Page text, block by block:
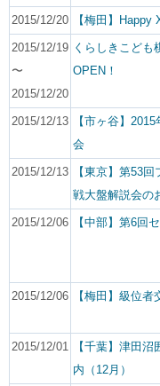
2015/12/20 【梅田】Happy
2015/12/19
〜
2015/12/20
くらしきこども
OPEN！
2015/12/13
【市ヶ谷】
会
2015/12/13
【東京】第53
戦大盤解説会の
2015/12/06 【中部】第6回
2015/12/06 【梅田】級位
2015/12/01
【千葉】津田
内（12月）